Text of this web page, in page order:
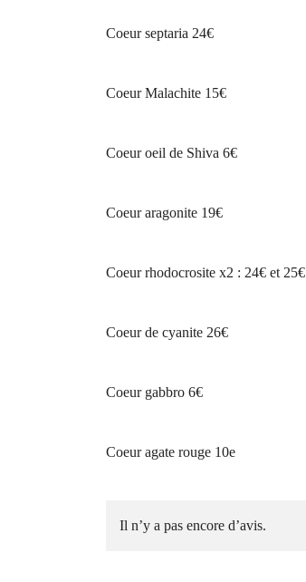
Coeur septaria 24€
Coeur Malachite 15€
Coeur oeil de Shiva 6€
Coeur aragonite 19€
Coeur rhodocrosite x2 : 24€ et 25€
Coeur de cyanite 26€
Coeur gabbro 6€
Coeur agate rouge 10e
Il n’y a pas encore d’avis.